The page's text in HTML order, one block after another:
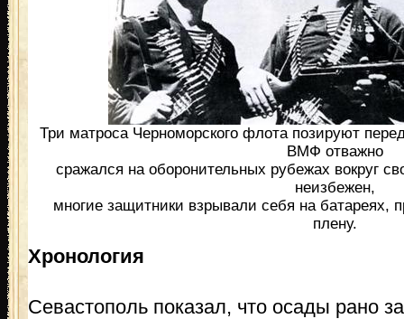
Три матроса Черноморского флота позируют
ВМФ отважно
сражался на оборонительных рубежах вокруг
неизбежен,
многие защитники взрывали себя на батареях,
плену.
Хронология
Севастополь показал, что осады рано